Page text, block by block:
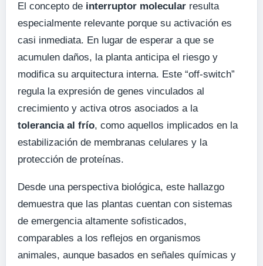
El concepto de interruptor molecular resulta
especialmente relevante porque su activación es
casi inmediata. En lugar de esperar a que se
acumulen daños, la planta anticipa el riesgo y
modifica su arquitectura interna. Este “off-switch”
regula la expresión de genes vinculados al
crecimiento y activa otros asociados a la
tolerancia al frío, como aquellos implicados en la
estabilización de membranas celulares y la
protección de proteínas.
Desde una perspectiva biológica, este hallazgo
demuestra que las plantas cuentan con sistemas
de emergencia altamente sofisticados,
comparables a los reflejos en organismos
animales, aunque basados en señales químicas y